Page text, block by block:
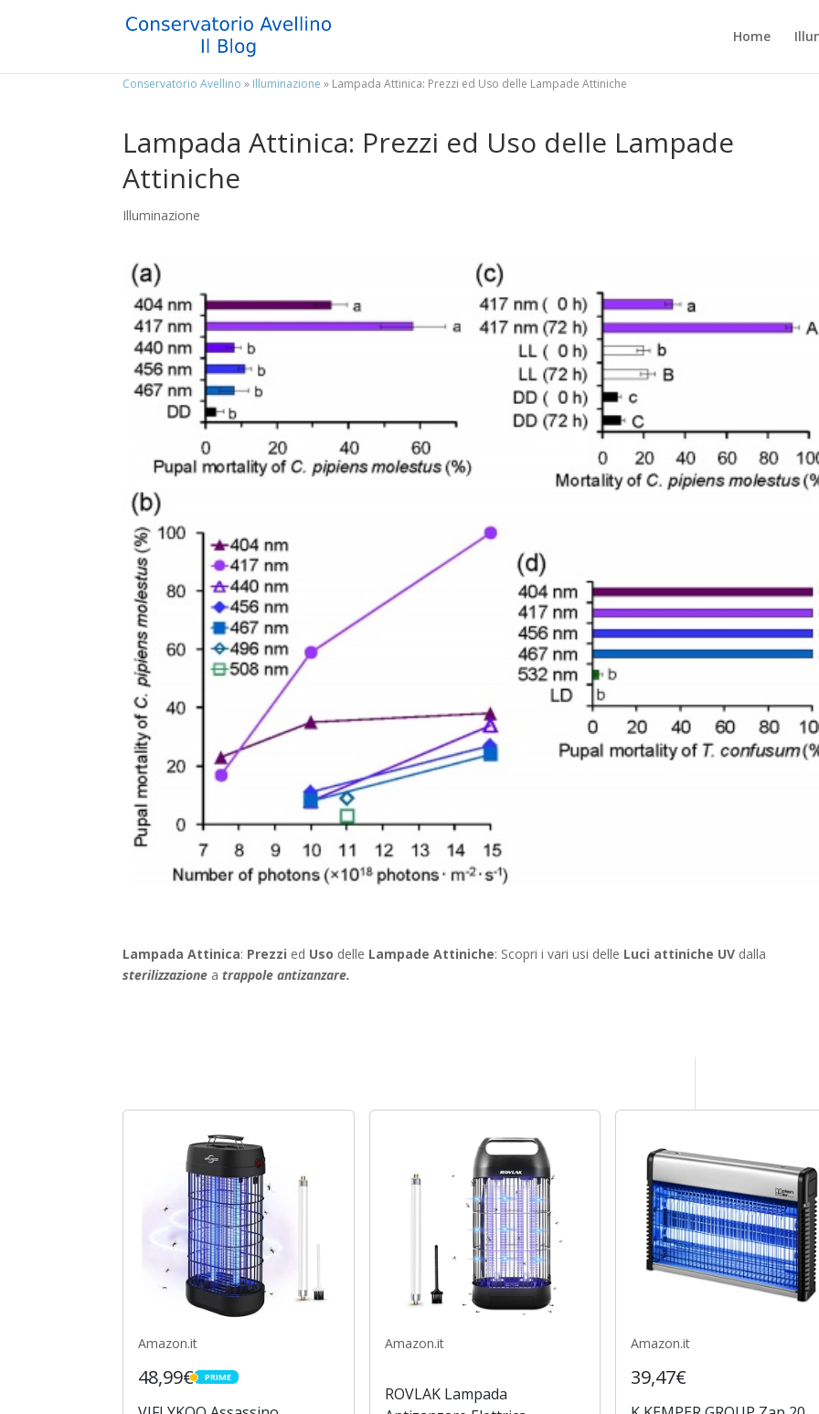
Home
Conservatorio Avellino » Illuminazione » Lampada Attinica: Prezzi ed Uso delle Lampade Attiniche
Lampada Attinica: Prezzi ed Uso delle Lampade
Attiniche
Illuminazione
Lampada Attinica: Prezzi ed Uso delle Lampade Attiniche: Scopri i vari usi delle Luci attiniche UV dalla
sterilizzazione atrappole antizanzare.
Amazon.it
48,99€ PRIME
PRIME
Amazon.it
ROVLAK Lampada
Amazon.it
39,47€